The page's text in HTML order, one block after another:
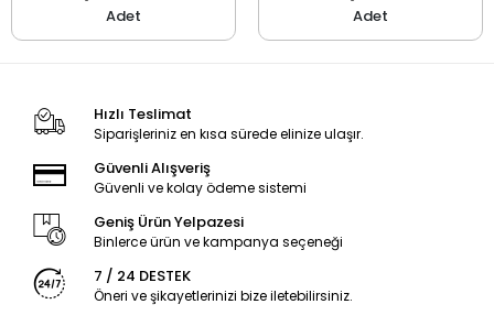
Adet
Adet
Hızlı Teslimat
Siparişleriniz en kısa sürede elinize ulaşır.
Güvenli Alışveriş
Güvenli ve kolay ödeme sistemi
Geniş Ürün Yelpazesi
Binlerce ürün ve kampanya seçeneği
7 / 24 DESTEK
Öneri ve şikayetlerinizi bize iletebilirsiniz.